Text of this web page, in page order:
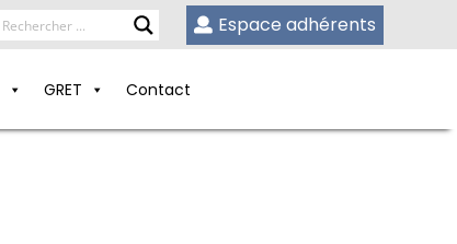
Espace adhérents
GRET Contact